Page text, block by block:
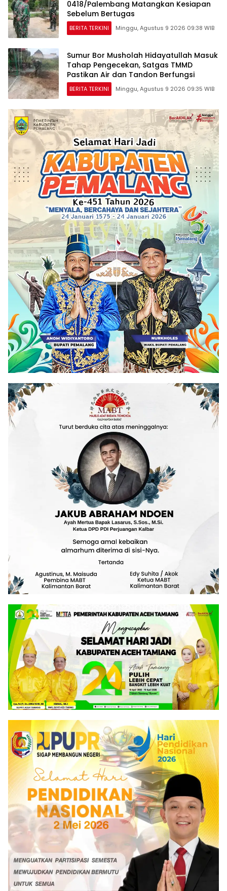
0418/Palembang Matangkan Kesiapan
Sebelum Bertugas
BERITA TERKINI Minggu, Agustus 9 2026 09:38 WIB
Sumur Bor Musholah Hidayatullah Masuk
Tahap Pengecekan, Satgas TMMD
Pastikan Air dan Tandon Berfungsi
BERITA TERKINI Minggu, Agustus 9 2026 09:35 WIB